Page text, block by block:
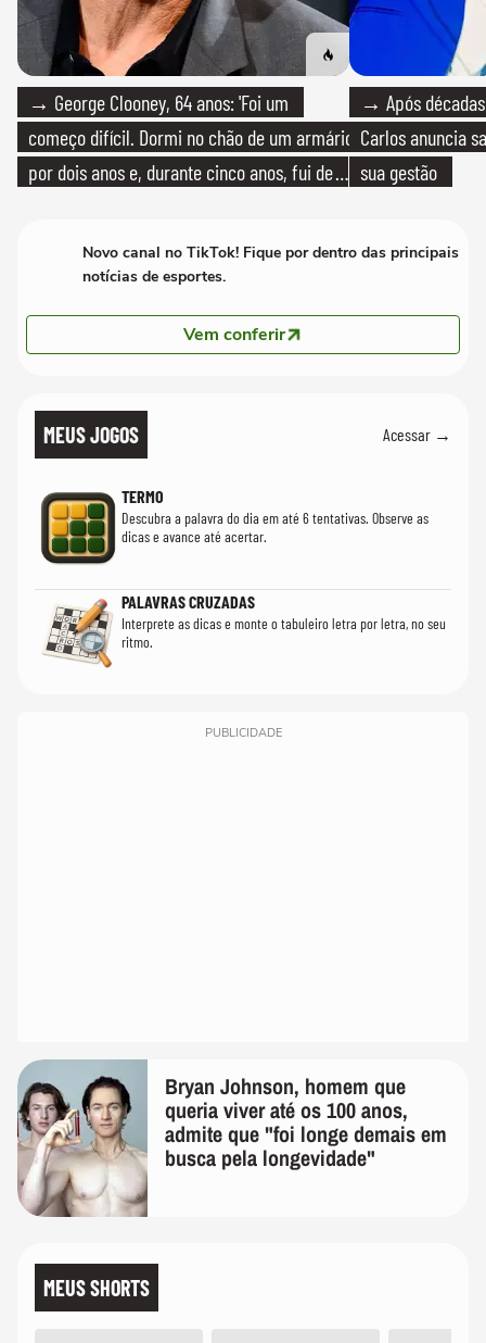
→ George Clooney, 64 anos: 'Foi um
começo difícil. Dormi no chão de um armário
por dois anos e, durante cinco anos, fui de
→ Após
Carlos anuncia
sua gestão
Novo canal no TikTok! Fique por dentro das principais
notícias de esportes.
Vem conferir
MEUS JOGOS Acessar →
TERMO
Descubra a palavra do dia em até 6 tentativas. Observe as
dicas e avance até acertar.
PALAVRAS CRUZADAS
Interprete as dicas e monte o tabuleiro letra por letra, no seu
ritmo.
PUBLICIDADE
Bryan Johnson, homem que
queria viver até os 100 anos,
admite que "foi longe demais em
busca pela longevidade"
MEUS SHORTS